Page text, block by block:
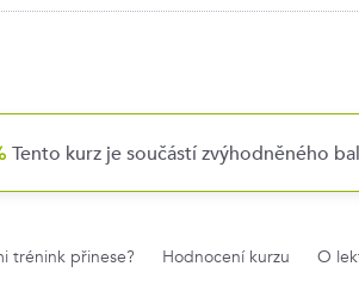
Tento kurz je součástí zvýhodněného
trénink přinese? Hodnocení kurzu O